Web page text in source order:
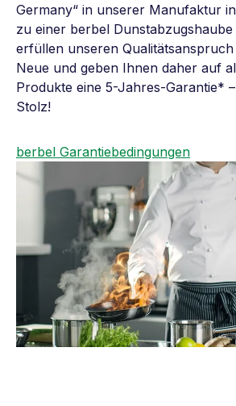
Germany“ in unserer Manufaktur
zu einer berbel
erfüllen unseren Qualitätsanspruch
Neue und geben Ihnen daher auf
Produkte eine 5-Jahres-Garantie*
Stolz!
berbel Garantiebedingungen